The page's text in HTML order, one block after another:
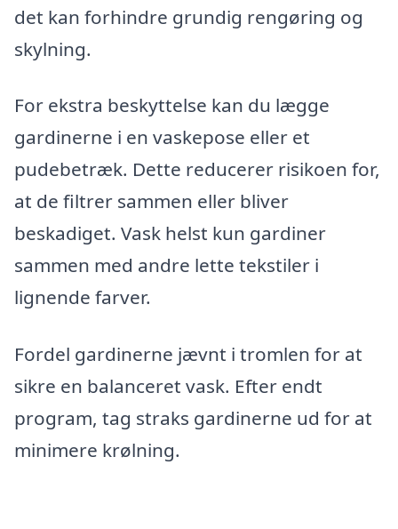
det kan forhindre grundig rengøring og
skylning.
For ekstra beskyttelse kan du lægge
gardinerne i en vaskepose eller et
pudebetræk. Dette reducerer risikoen for,
at de filtrer sammen eller bliver
beskadiget. Vask helst kun gardiner
sammen med andre lette tekstiler i
lignende farver.
Fordel gardinerne jævnt i tromlen for at
sikre en balanceret vask. Efter endt
program, tag straks gardinerne ud for at
minimere krølning.